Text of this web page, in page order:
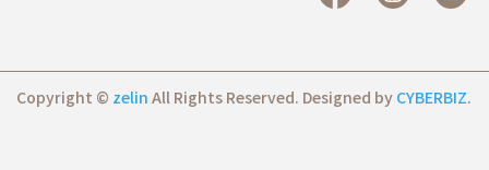
Copyright © zelin All Rights Reserved. Designed by CYBERBIZ.